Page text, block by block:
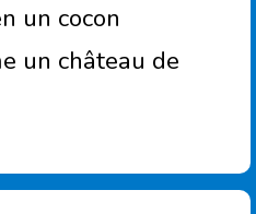
un cocon
un château de